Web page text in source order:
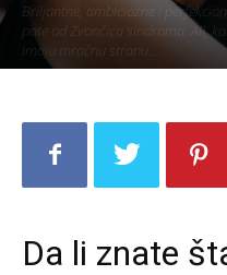
Briljantne, ambiciozne i
pate od Zvončica sindroma. Ali,
imaju mračnu stranu...
Da li znate